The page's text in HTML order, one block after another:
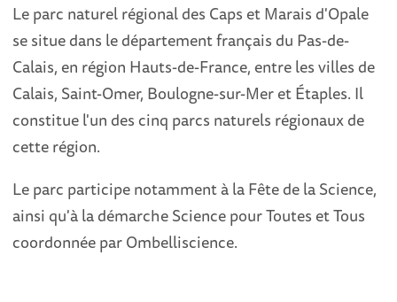
Le parc naturel régional des Caps et Marais d'Opale
se situe dans le département français du Pas-de-
Calais, en région Hauts-de-France, entre les villes de
Calais, Saint-Omer, Boulogne-sur-Mer et Étaples. Il
constitue l'un des cinq parcs naturels régionaux de
cette région.
Le parc participe notamment à la Fête de la Science,
ainsi qu'à la démarche Science pour Toutes et Tous
coordonnée par Ombelliscience.